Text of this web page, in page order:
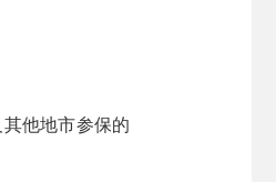
他地市参保的